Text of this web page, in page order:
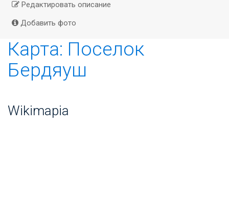
Редактировать описание
Добавить фото
Карта: Поселок
Бердяуш
Wikimapia